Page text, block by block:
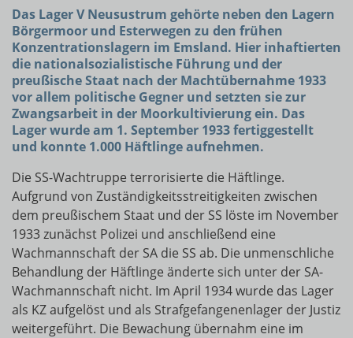
Das Lager V Neusustrum gehörte neben den Lagern
Börgermoor und Esterwegen zu den frühen
Konzentrationslagern im Emsland. Hier inhaftierten
die nationalsozialistische Führung und der
preußische Staat nach der Machtübernahme 1933
vor allem politische Gegner und setzten sie zur
Zwangsarbeit in der Moorkultivierung ein. Das
Lager wurde am 1. September 1933 fertiggestellt
und konnte 1.000 Häftlinge aufnehmen.
Die SS-Wachtruppe terrorisierte die Häftlinge.
Aufgrund von Zuständigkeitsstreitigkeiten zwischen
dem preußischem Staat und der SS löste im November
1933 zunächst Polizei und anschließend eine
Wachmannschaft der SA die SS ab. Die unmenschliche
Behandlung der Häftlinge änderte sich unter der SA-
Wachmannschaft nicht. Im April 1934 wurde das Lager
als KZ aufgelöst und als Strafgefangenenlager der Justiz
weitergeführt. Die Bewachung übernahm eine im